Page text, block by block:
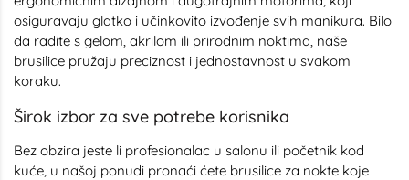
osiguravaju glatko i učinkovito izvođenje svih manikura. Bilo
da radite s gelom, akrilom ili prirodnim noktima, naše
brusilice pružaju preciznost i jednostavnost u svakom
koraku.
Širok izbor za sve potrebe korisnika
Bez obzira jeste li profesionalac u salonu ili početnik kod
kuće, u našoj ponudi pronaći ćete brusilice za nokte koje